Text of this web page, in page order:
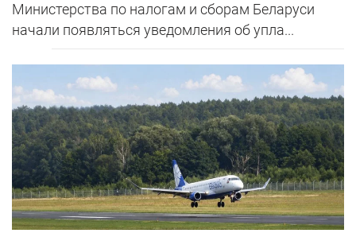
Министерства по налогам и сборам Беларуси
начали появляться уведомления об упла...